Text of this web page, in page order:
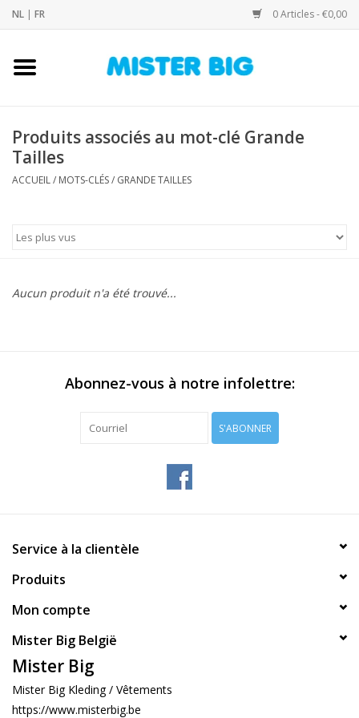
NL | FR 0 Articles - €0,00
Accueil
Notre Boutique
Produits associés au mot-clé Grande
Tailles
ACCUEIL/ MOTS-CLÉS/ GRANDE TAILLES
Aucun produit n'a été trouvé...
Abonnez-vous à notre infolettre:
S'ABONNER
Service à la clientèle
Produits
Mon compte
Mister Big België
Mister Big
Mister Big Kleding / Vêtements
https://www.misterbig.be